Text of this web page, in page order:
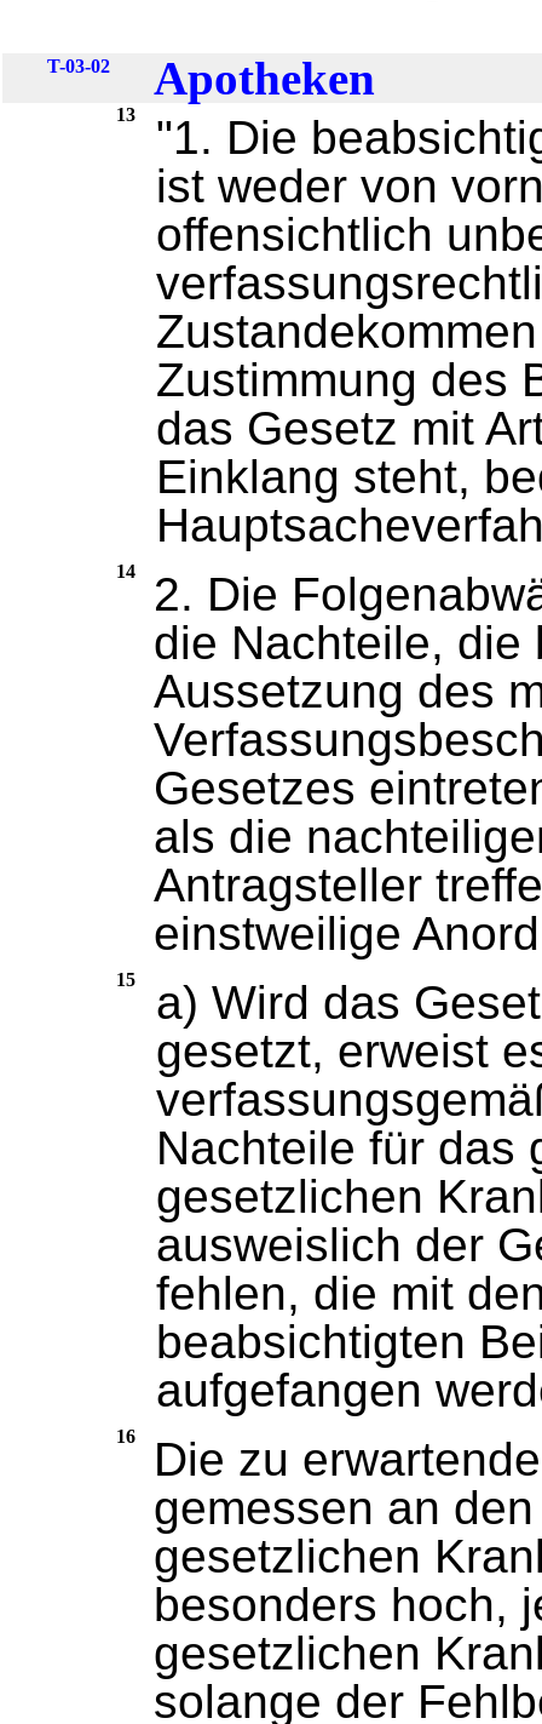
T-03-02 Apotheken
13
"1. Die
ist weder von
offensichtlich
Zustimmung des
das Gesetz mit
Einklang steht,
14
2. Die
die Nachteile, die
Aussetzung des
Gesetzes
als die
Antragsteller
einstweilige
15
a) Wird das
gesetzt, erweist
Nachteile für das
gesetzlichen
ausweislich der
fehlen, die mit
beabsichtigten
aufgefangen
16
Die zu
gemessen an
gesetzlichen
besonders hoch,
gesetzlichen
solange der